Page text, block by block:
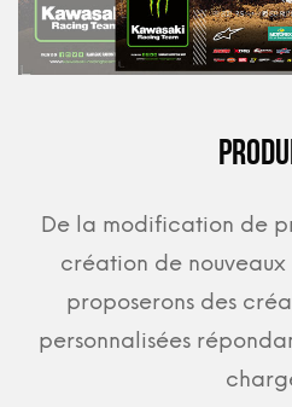
De la modification de
création de nouveaux
proposerons des
personnalisées